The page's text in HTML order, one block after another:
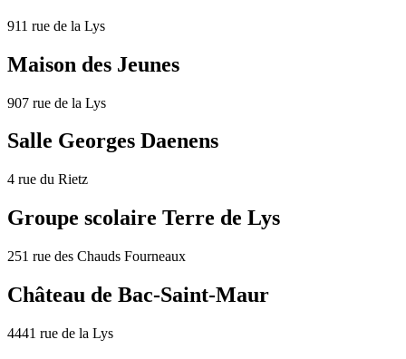
911 rue de la Lys
Maison des Jeunes
907 rue de la Lys
Salle Georges Daenens
4 rue du Rietz
Groupe scolaire Terre de Lys
251 rue des Chauds Fourneaux
Château de Bac-Saint-Maur
4441 rue de la Lys